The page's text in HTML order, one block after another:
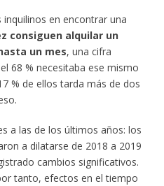
en encontrar una
consiguen alquilar un
un mes, una cifra
68 % necesitaba ese mismo
% de ellos tarda más de dos
a las de los últimos años: los
a dilatarse de 2018 a 2019
cambios significativos.
tanto, efectos en el tiempo